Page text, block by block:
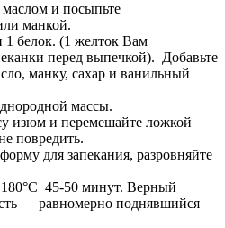
и посыпьте
манкой.
1 белок. (1 желток Вам
перед выпечкой). Добавьте
манку, сахар и ванильный
массы.
изюм и перемешайте ложкой
повредить.
для запекания, разровняйте
45-50 минут. Верный
— равномерно поднявшийся